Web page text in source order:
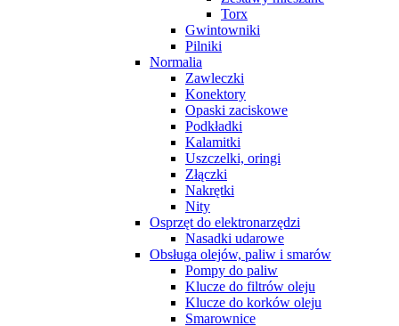
Torx
Gwintowniki
Pilniki
Normalia
Zawleczki
Konektory
Opaski zaciskowe
Podkładki
Kalamitki
Uszczelki, oringi
Złączki
Nakrętki
Nity
Osprzęt do elektronarzędzi
Nasadki udarowe
Obsługa olejów, paliw i smarów
Pompy do paliw
Klucze do filtrów oleju
Klucze do korków oleju
Smarownice